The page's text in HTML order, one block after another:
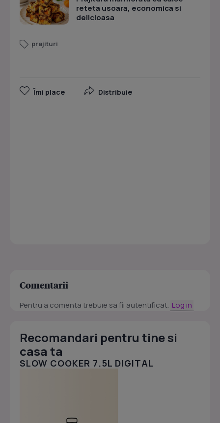
reteta usoara, economica si
delicioasa
prajituri
Îmi place Distribuie
Comentarii
Pentru a comenta trebuie sa fii autentificat. Log in
Recomandari pentru tine si
casa ta
SLOW COOKER 7.5L DIGITAL